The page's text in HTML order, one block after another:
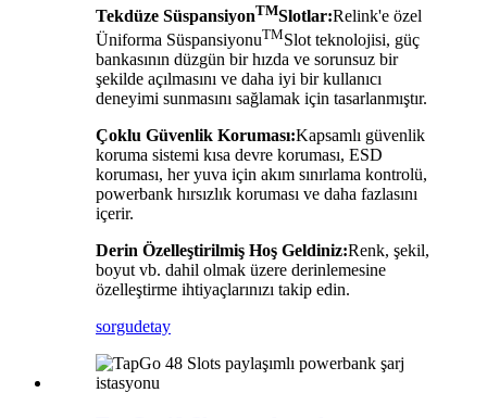
Tekdüze SüspansiyonTMSlotlar:Relink'e özel
Üniforma SüspansiyonuTMSlot teknolojisi, güç
bankasının düzgün bir hızda ve sorunsuz bir
şekilde açılmasını ve daha iyi bir kullanıcı
deneyimi sunmasını sağlamak için tasarlanmıştır.
Çoklu Güvenlik Koruması:Kapsamlı güvenlik
koruma sistemi kısa devre koruması, ESD
koruması, her yuva için akım sınırlama kontrolü,
powerbank hırsızlık koruması ve daha fazlasını
içerir.
Derin Özelleştirilmiş Hoş Geldiniz:Renk, şekil,
boyut vb. dahil olmak üzere derinlemesine
özelleştirme ihtiyaçlarınızı takip edin.
sorgudetay